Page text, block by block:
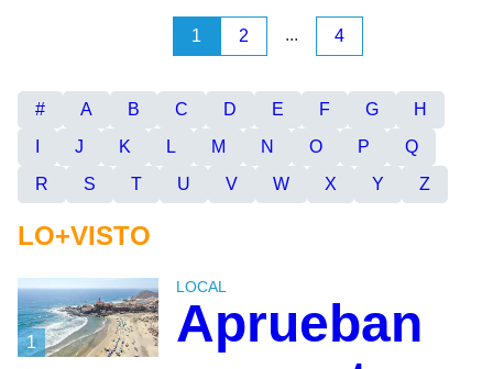
1 2 ... 4
# A B C D E F G
H
J K L M N O P
Q
R
S T U V W X Y Z
LO+VISTO
1
LOCAL
Aprueban